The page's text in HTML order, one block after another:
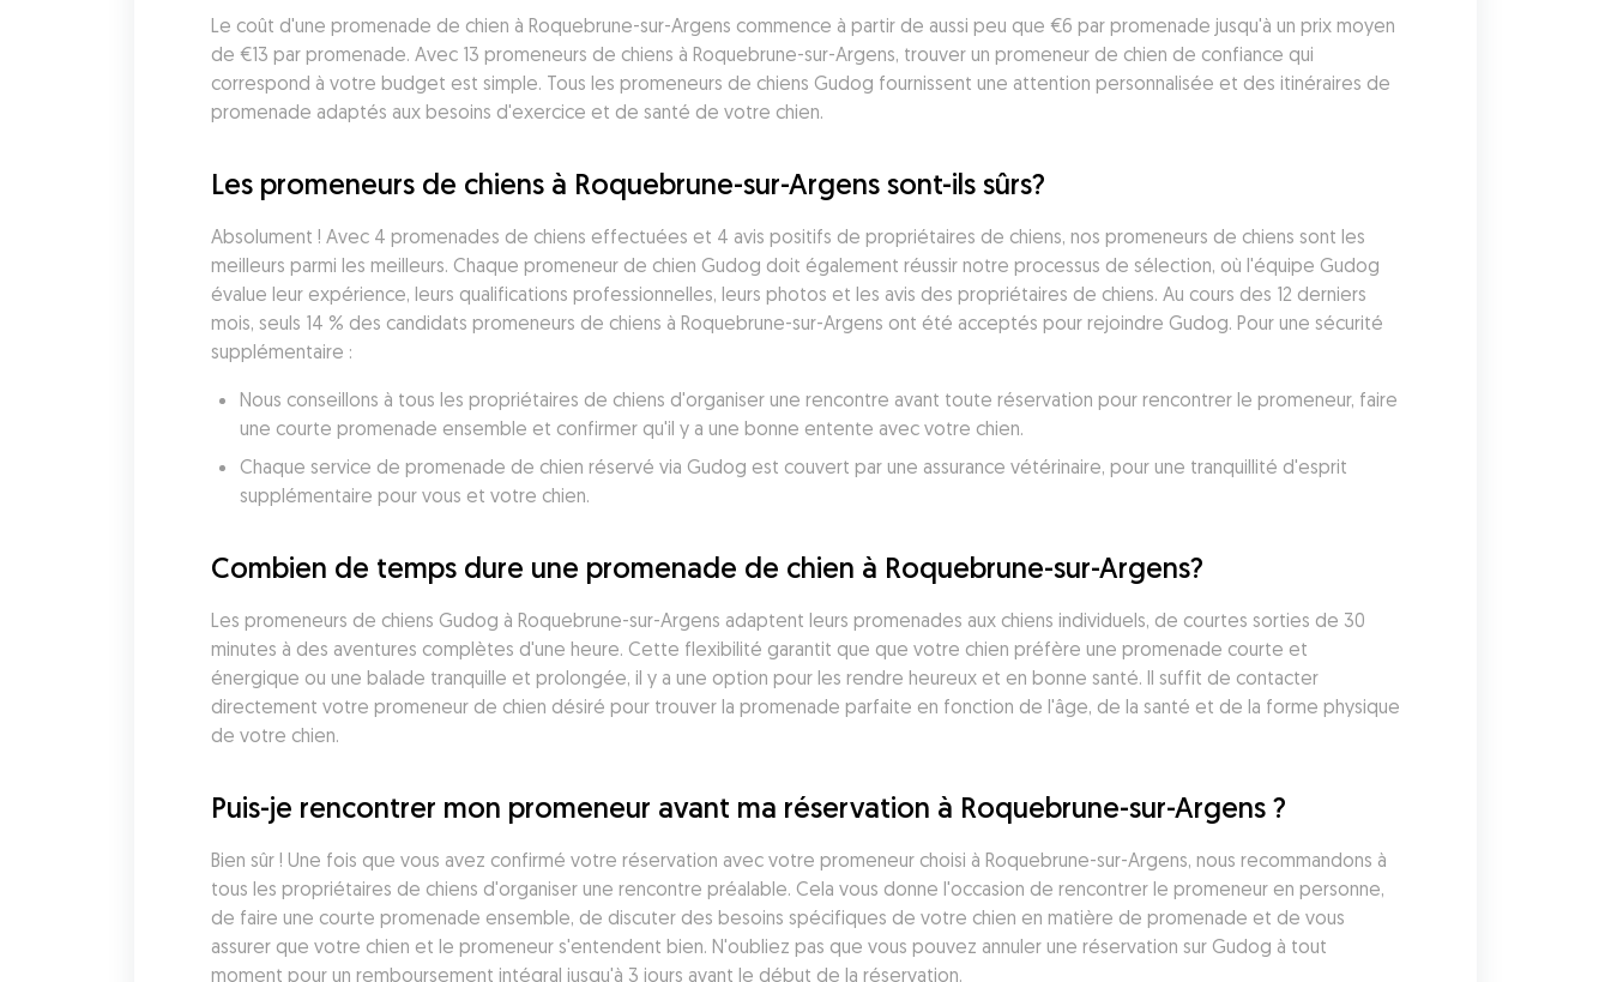
Le coût d'une promenade de chien à Roquebrune-sur-Argens commence à partir de aussi peu que €6 par promenade jusqu'à un prix moyen
de €13 par promenade. Avec 13 promeneurs de chiens à Roquebrune-sur-Argens, trouver un promeneur de chien de confiance qui
correspond à votre budget est simple. Tous les promeneurs de chiens Gudog fournissent une attention personnalisée et des itinéraires de
promenade adaptés aux besoins d'exercice et de santé de votre chien.
Les promeneurs de chiens à Roquebrune-sur-Argens sont-ils sûrs?
Absolument ! Avec 4 promenades de chiens effectuées et 4 avis positifs de propriétaires de chiens, nos promeneurs de chiens sont les
meilleurs parmi les meilleurs. Chaque promeneur de chien Gudog doit également réussir notre processus de sélection, où l'équipe Gudog
évalue leur expérience, leurs qualifications professionnelles, leurs photos et les avis des propriétaires de chiens. Au cours des 12 derniers
mois, seuls 14 % des candidats promeneurs de chiens à Roquebrune-sur-Argens ont été acceptés pour rejoindre Gudog. Pour une sécurité
supplémentaire :
Nous conseillons à tous les propriétaires de chiens d'organiser une rencontre avant toute réservation pour rencontrer le promeneur, faire
une courte promenade ensemble et confirmer qu'il y a une bonne entente avec votre chien.
Chaque service de promenade de chien réservé via Gudog est couvert par une assurance vétérinaire, pour une tranquillité d'esprit
supplémentaire pour vous et votre chien.
Combien de temps dure une promenade de chien à Roquebrune-sur-Argens?
Les promeneurs de chiens Gudog à Roquebrune-sur-Argens adaptent leurs promenades aux chiens individuels, de courtes sorties de 30
minutes à des aventures complètes d'une heure. Cette flexibilité garantit que que votre chien préfère une promenade courte et
énergique ou une balade tranquille et prolongée, il y a une option pour les rendre heureux et en bonne santé. Il suffit de contacter
directement votre promeneur de chien désiré pour trouver la promenade parfaite en fonction de l'âge, de la santé et de la forme physique
de votre chien.
Puis-je rencontrer mon promeneur avant ma réservation à Roquebrune-sur-Argens ?
Bien sûr ! Une fois que vous avez confirmé votre réservation avec votre promeneur choisi à Roquebrune-sur-Argens, nous recommandons à
tous les propriétaires de chiens d'organiser une rencontre préalable. Cela vous donne l'occasion de rencontrer le promeneur en personne,
de faire une courte promenade ensemble, de discuter des besoins spécifiques de votre chien en matière de promenade et de vous
assurer que votre chien et le promeneur s'entendent bien. N'oubliez pas que vous pouvez annuler une réservation sur Gudog à tout
moment pour un remboursement intégral jusqu'à 3 jours avant le début de la réservation.